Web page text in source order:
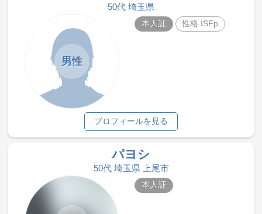
50代 埼玉県
男性
本人証 性格 ISFp
プロフィールを見る
パヨシ
50代 埼玉県 上尾市
本人証